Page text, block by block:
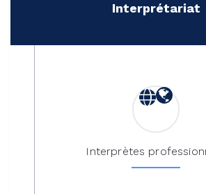
Interprétariat
Interprètes